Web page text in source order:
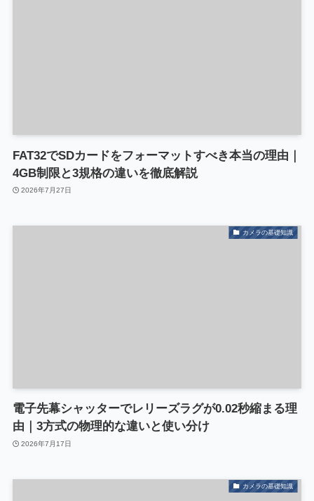
FAT32でSDカードをフォーマットすべき本当の理由｜
4GB制限と3規格の違いを徹底解説
2026年7月27日
カメラの基礎知識
電子先幕シャッターでレリーズラグが0.02秒縮まる理
由｜3方式の物理的な違いと使い分け
2026年7月17日
カメラの基礎知識